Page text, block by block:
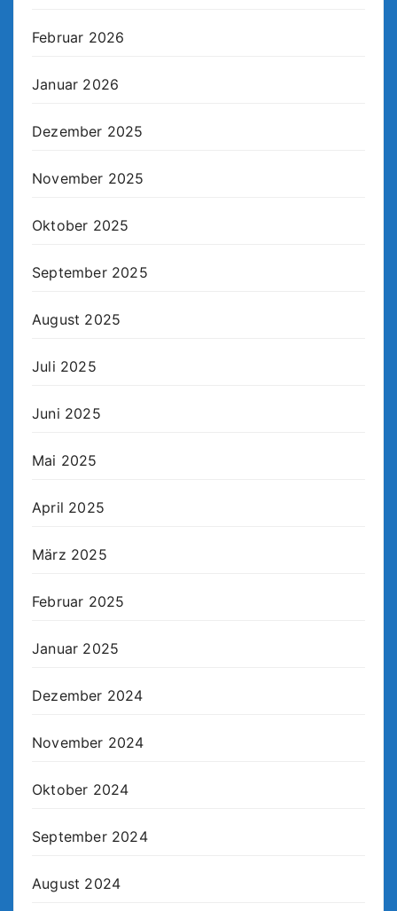
Februar 2026
Januar 2026
Dezember 2025
November 2025
Oktober 2025
September 2025
August 2025
Juli 2025
Juni 2025
Mai 2025
April 2025
März 2025
Februar 2025
Januar 2025
Dezember 2024
November 2024
Oktober 2024
September 2024
August 2024